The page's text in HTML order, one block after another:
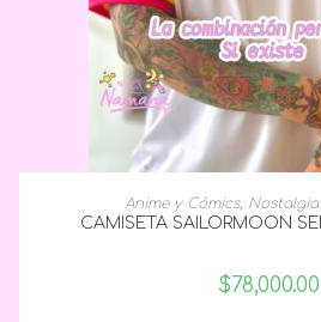
SELECCIONAR
Anime y Cómics, Nostalgia
CAMISETA SAILORMOON
$78,000.00